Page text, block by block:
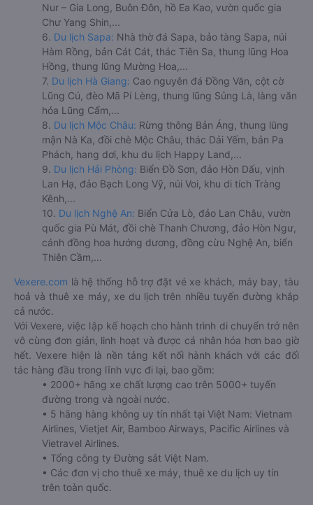
Nur – Gia Long, Buôn Đôn, hồ Ea Kao, vườn quốc gia
Chư Yang Shin,...
6. Du lịch Sapa: Nhà thờ đá Sapa, bảo tàng Sapa, núi
Hàm Rồng, bản Cát Cát, thác Tiên Sa, thung lũng Hoa
Hồng, thung lũng Mường Hoa,...
7. Du lịch Hà Giang: Cao nguyên đá Đồng Văn, cột cờ
Lũng Cú, đèo Mã Pí Lèng, thung lũng Sủng Là, làng văn
hóa Lũng Cẩm,...
8. Du lịch Mộc Châu: Rừng thông Bản Áng, thung lũng
mận Nà Ka, đồi chè Mộc Châu, thác Dải Yếm, bản Pa
Phách, hang dơi, khu du lịch Happy Land,...
9. Du lịch Hải Phòng: Biển Đồ Sơn, đảo Hòn Dấu, vịnh
Lan Hạ, đảo Bạch Long Vỹ, núi Voi, khu di tích Tràng
Kênh,...
10. Du lịch Nghệ An: Biển Cửa Lò, đảo Lan Châu, vườn
quốc gia Pù Mát, đồi chè Thanh Chương, đảo Hòn Ngư,
cánh đồng hoa hướng dương, đồng cừu Nghệ An, biển
Thiên Cầm,...
Vexere.com là hệ thống hỗ trợ đặt vé xe khách, máy bay, tàu
hoả và thuê xe máy, xe du lịch trên nhiều tuyến đường khắp
cả nước.
Với Vexere, việc lập kế hoạch cho hành trình di chuyển trở nên
vô cùng đơn giản, linh hoạt và được cá nhân hóa hơn bao giờ
hết. Vexere hiện là nền tảng kết nối hành khách với các đối
tác hàng đầu trong lĩnh vực đi lại, bao gồm:
• 2000+ hãng xe chất lượng cao trên 5000+ tuyến
đường trong và ngoài nước.
• 5 hãng hàng không uy tín nhất tại Việt Nam: Vietnam
Airlines, Vietjet Air, Bamboo Airways, Pacific Airlines và
Vietravel Airlines.
• Tổng công ty Đường sắt Việt Nam.
• Các đơn vị cho thuê xe máy, thuê xe du lịch uy tín
trên toàn quốc.